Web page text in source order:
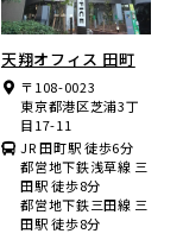
天翔オフィス 田町
〒108-0023
東京都港区芝浦3丁
目17-11
JR 田町駅 徒歩6分
都営地下鉄浅草線 三
田駅 徒歩8分
都営地下鉄三田線 三
田駅 徒歩8分